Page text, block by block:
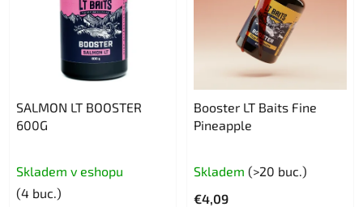
SALMON LT BOOSTER
600G
Skladem v eshopu
(4 buc.)
Booster LT Baits Fine
Pineapple
Skladem (>20 buc.)
€4,09